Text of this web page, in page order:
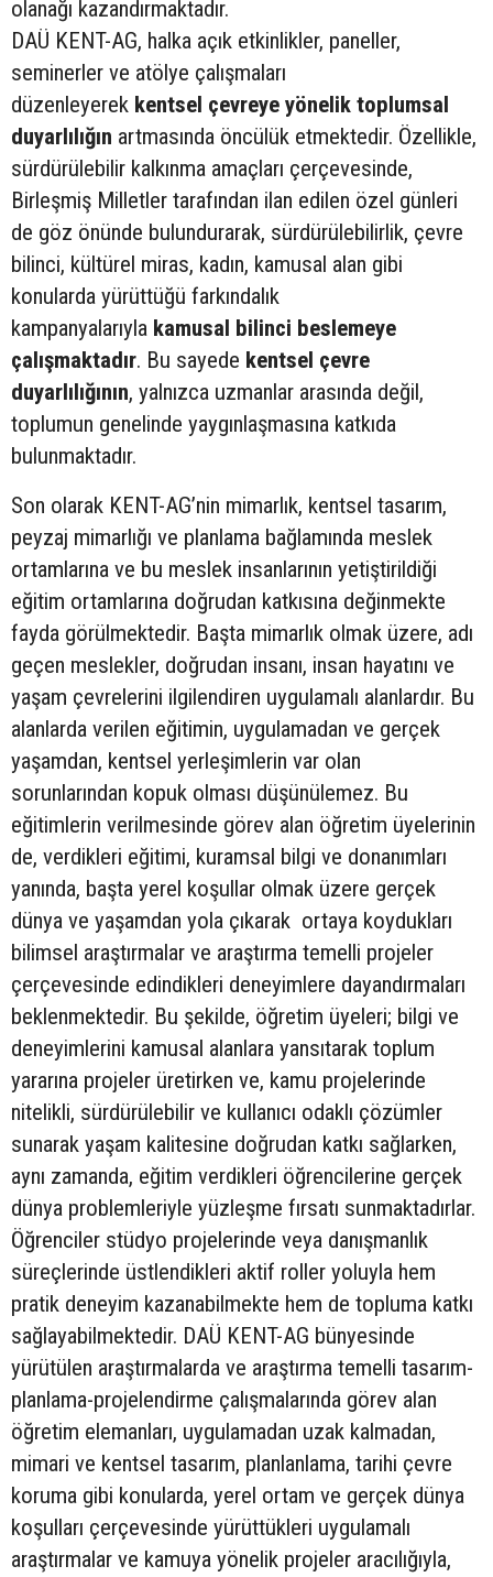
olanağı kazandırmaktadır.
DAÜ KENT-AG, halka açık etkinlikler, paneller,
seminerler ve atölye çalışmaları
düzenleyerek kentsel çevreye yönelik toplumsal
duyarlılığın artmasında öncülük etmektedir. Özellikle,
sürdürülebilir kalkınma amaçları çerçevesinde,
Birleşmiş Milletler tarafından ilan edilen özel günleri
de göz önünde bulundurarak, sürdürülebilirlik, çevre
bilinci, kültürel miras, kadın, kamusal alan gibi
konularda yürüttüğü farkındalık
kampanyalarıyla kamusal bilinci beslemeye
çalışmaktadır. Bu sayede kentsel çevre
duyarlılığının, yalnızca uzmanlar arasında değil,
toplumun genelinde yaygınlaşmasına katkıda
bulunmaktadır.
Son olarak KENT-AG’nin mimarlık, kentsel tasarım,
peyzaj mimarlığı ve planlama bağlamında meslek
ortamlarına ve bu meslek insanlarının yetiştirildiği
eğitim ortamlarına doğrudan katkısına değinmekte
fayda görülmektedir. Başta mimarlık olmak üzere, adı
geçen meslekler, doğrudan insanı, insan hayatını ve
yaşam çevrelerini ilgilendiren uygulamalı alanlardır. Bu
alanlarda verilen eğitimin, uygulamadan ve gerçek
yaşamdan, kentsel yerleşimlerin var olan
sorunlarından kopuk olması düşünülemez. Bu
eğitimlerin verilmesinde görev alan öğretim üyelerinin
de, verdikleri eğitimi, kuramsal bilgi ve donanımları
yanında, başta yerel koşullar olmak üzere gerçek
dünya ve yaşamdan yola çıkarak ortaya koydukları
bilimsel araştırmalar ve araştırma temelli projeler
çerçevesinde edindikleri deneyimlere dayandırmaları
beklenmektedir. Bu şekilde, öğretim üyeleri; bilgi ve
deneyimlerini kamusal alanlara yansıtarak toplum
yararına projeler üretirken ve, kamu projelerinde
nitelikli, sürdürülebilir ve kullanıcı odaklı çözümler
sunarak yaşam kalitesine doğrudan katkı sağlarken,
aynı zamanda, eğitim verdikleri öğrencilerine gerçek
dünya problemleriyle yüzleşme fırsatı sunmaktadırlar.
Öğrenciler stüdyo projelerinde veya danışmanlık
süreçlerinde üstlendikleri aktif roller yoluyla hem
pratik deneyim kazanabilmekte hem de topluma katkı
sağlayabilmektedir. DAÜ KENT-AG bünyesinde
yürütülen araştırmalarda ve araştırma temelli tasarım-
planlama-projelendirme çalışmalarında görev alan
öğretim elemanları, uygulamadan uzak kalmadan,
mimari ve kentsel tasarım, planlanlama, tarihi çevre
koruma gibi konularda, yerel ortam ve gerçek dünya
koşulları çerçevesinde yürüttükleri uygulamalı
araştırmalar ve kamuya yönelik projeler aracılığıyla,